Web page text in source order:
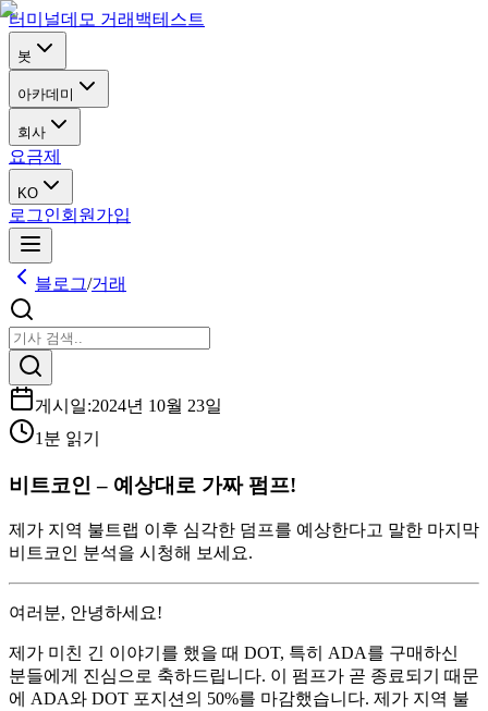
터미널데모 거래 백테스트
봇
아카데미
회사
요금제
KO
로그인회원가입
블로그/거래
게시일:2024년 10월 23일
1분 읽기
비트코인 – 예상대로 가짜 펌프!
제가 지역 불트랩 이후 심각한 덤프를 예상한다고 말한 마지막
비트코인 ​​분석을 시청해 보세요.
여러분, 안녕하세요!
제가 미친 긴 이야기를 했을 때 DOT, 특히 ADA를 구매하신
분들에게 진심으로 축하드립니다. 이 펌프가 곧 종료되기 때문
에 ADA와 DOT 포지션의 50%를 마감했습니다. 제가 지역 불